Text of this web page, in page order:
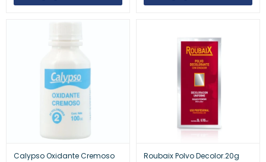
Calypso Oxidante Cremoso
Roubaix Polvo Decolor.20g